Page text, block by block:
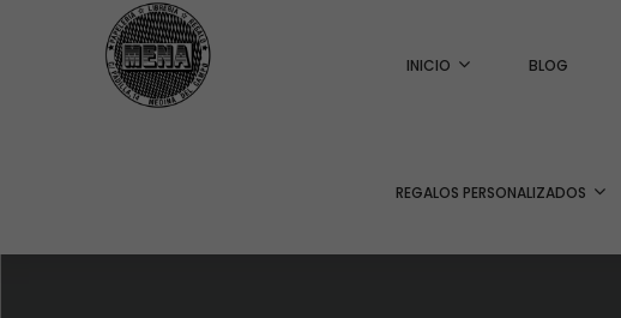
INICIO BLOG
REGALOS PERSONALIZADOS